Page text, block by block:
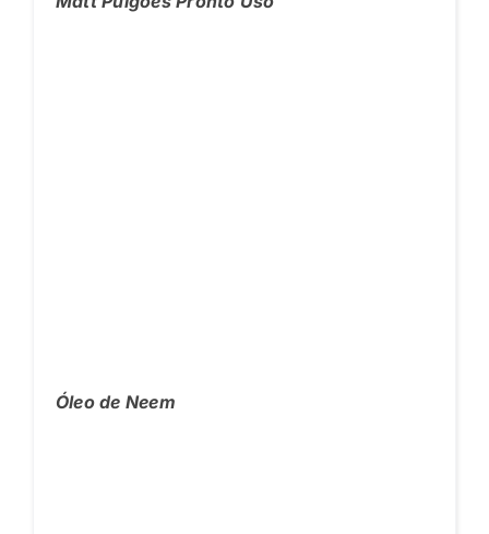
Óleo de Neem